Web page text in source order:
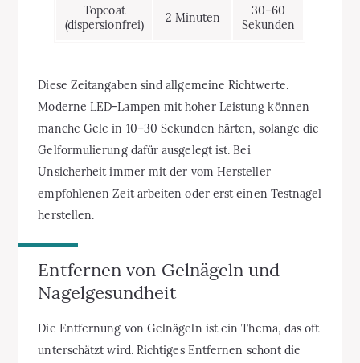
Topcoat
(dispersionfrei)
2 Minuten
30–60
Sekunden
Diese Zeitangaben sind allgemeine Richtwerte.
Moderne LED-Lampen mit hoher Leistung können
manche Gele in 10–30 Sekunden härten, solange die
Gelformulierung dafür ausgelegt ist. Bei
Unsicherheit immer mit der vom Hersteller
empfohlenen Zeit arbeiten oder erst einen Testnagel
herstellen.
Entfernen von Gelnägeln und
Nagelgesundheit
Die Entfernung von Gelnägeln ist ein Thema, das oft
unterschätzt wird. Richtiges Entfernen schont die